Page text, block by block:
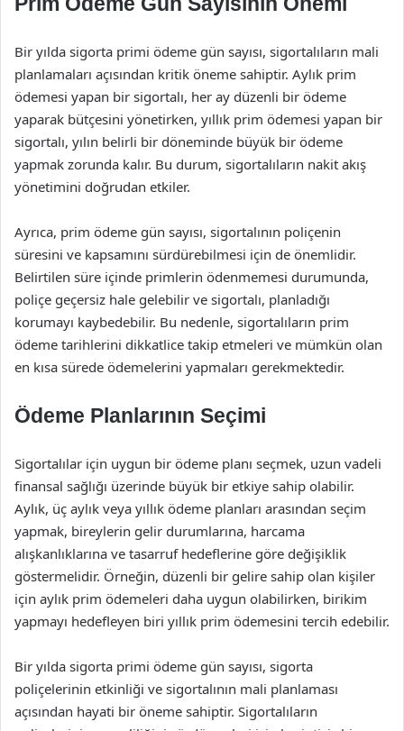
Bir yılda sigorta primi ödeme gün sayısı, sigortalıların mali
planlamaları açısından kritik öneme sahiptir. Aylık prim
ödemesi yapan bir sigortalı, her ay düzenli bir ödeme
yaparak bütçesini yönetirken, yıllık prim ödemesi yapan bir
sigortalı, yılın belirli bir döneminde büyük bir ödeme
yapmak zorunda kalır. Bu durum, sigortalıların nakit akış
yönetimini doğrudan etkiler.
Ayrıca, prim ödeme gün sayısı, sigortalının poliçenin
süresini ve kapsamını sürdürebilmesi için de önemlidir.
Belirtilen süre içinde primlerin ödenmemesi durumunda,
poliçe geçersiz hale gelebilir ve sigortalı, planladığı
korumayı kaybedebilir. Bu nedenle, sigortalıların prim
ödeme tarihlerini dikkatlice takip etmeleri ve mümkün olan
en kısa sürede ödemelerini yapmaları gerekmektedir.
Ödeme Planlarının Seçimi
Sigortalılar için uygun bir ödeme planı seçmek, uzun vadeli
finansal sağlığı üzerinde büyük bir etkiye sahip olabilir.
Aylık, üç aylık veya yıllık ödeme planları arasından seçim
yapmak, bireylerin gelir durumlarına, harcama
alışkanlıklarına ve tasarruf hedeflerine göre değişiklik
göstermelidir. Örneğin, düzenli bir gelire sahip olan kişiler
için aylık prim ödemeleri daha uygun olabilirken, birikim
yapmayı hedefleyen biri yıllık prim ödemesini tercih edebilir.
Bir yılda sigorta primi ödeme gün sayısı, sigorta
poliçelerinin etkinliği ve sigortalının mali planlaması
açısından hayati bir öneme sahiptir. Sigortalıların